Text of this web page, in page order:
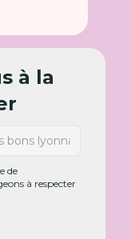
à la
de
à respecter